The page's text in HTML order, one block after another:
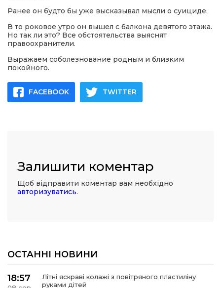
Ранее он будто бы уже высказывал мысли о суициде.
В то роковое утро он вышел с балкона девятого этажа.
Но так ли это? Все обстоятельства выяснят
правоохранители.
Выражаем соболезнование родным и близким
покойного.
FACEBOOK TWITTER
Залишити коментар
Щоб відправити коментар вам необхідно
авторизуватись.
ОСТАННІ НОВИНИ
18:57
Літні яскраві колажі з повітряного пластиліну
руками дітей